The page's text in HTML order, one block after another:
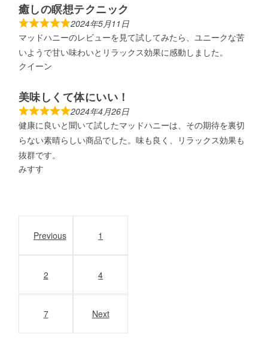
癒しの瞑想テクニック
2024年5月11日
マッドハニーのレビューを見て試してみたら、ユニークな苦
いようで甘い味わいとリラックス効果に感動しました。
クイーン
美味しくて体にいい！
2024年4月26日
健康に良いと聞いて試したマッドハニーは、その期待を裏切
らない素晴らしい商品でした。味も良く、リラックス効果も
抜群です。
みすす
Reviews
navigation
Previous 1
2 4
7 Next